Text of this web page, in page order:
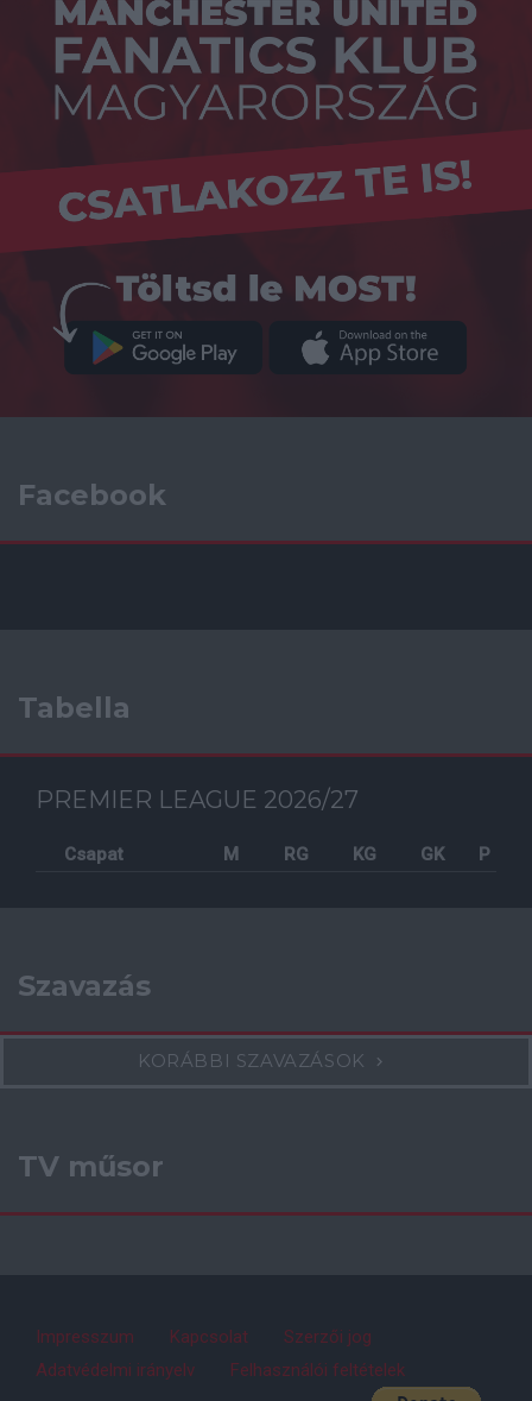
Facebook
Tabella
PREMIER LEAGUE 2026/27
Csapat M RG KG GK P
Szavazás
KORÁBBI SZAVAZÁSOK
TV műsor
Impresszum Kapcsolat
Szerzői jog
Adatvédelmi irányelv
Felhasználói feltételek